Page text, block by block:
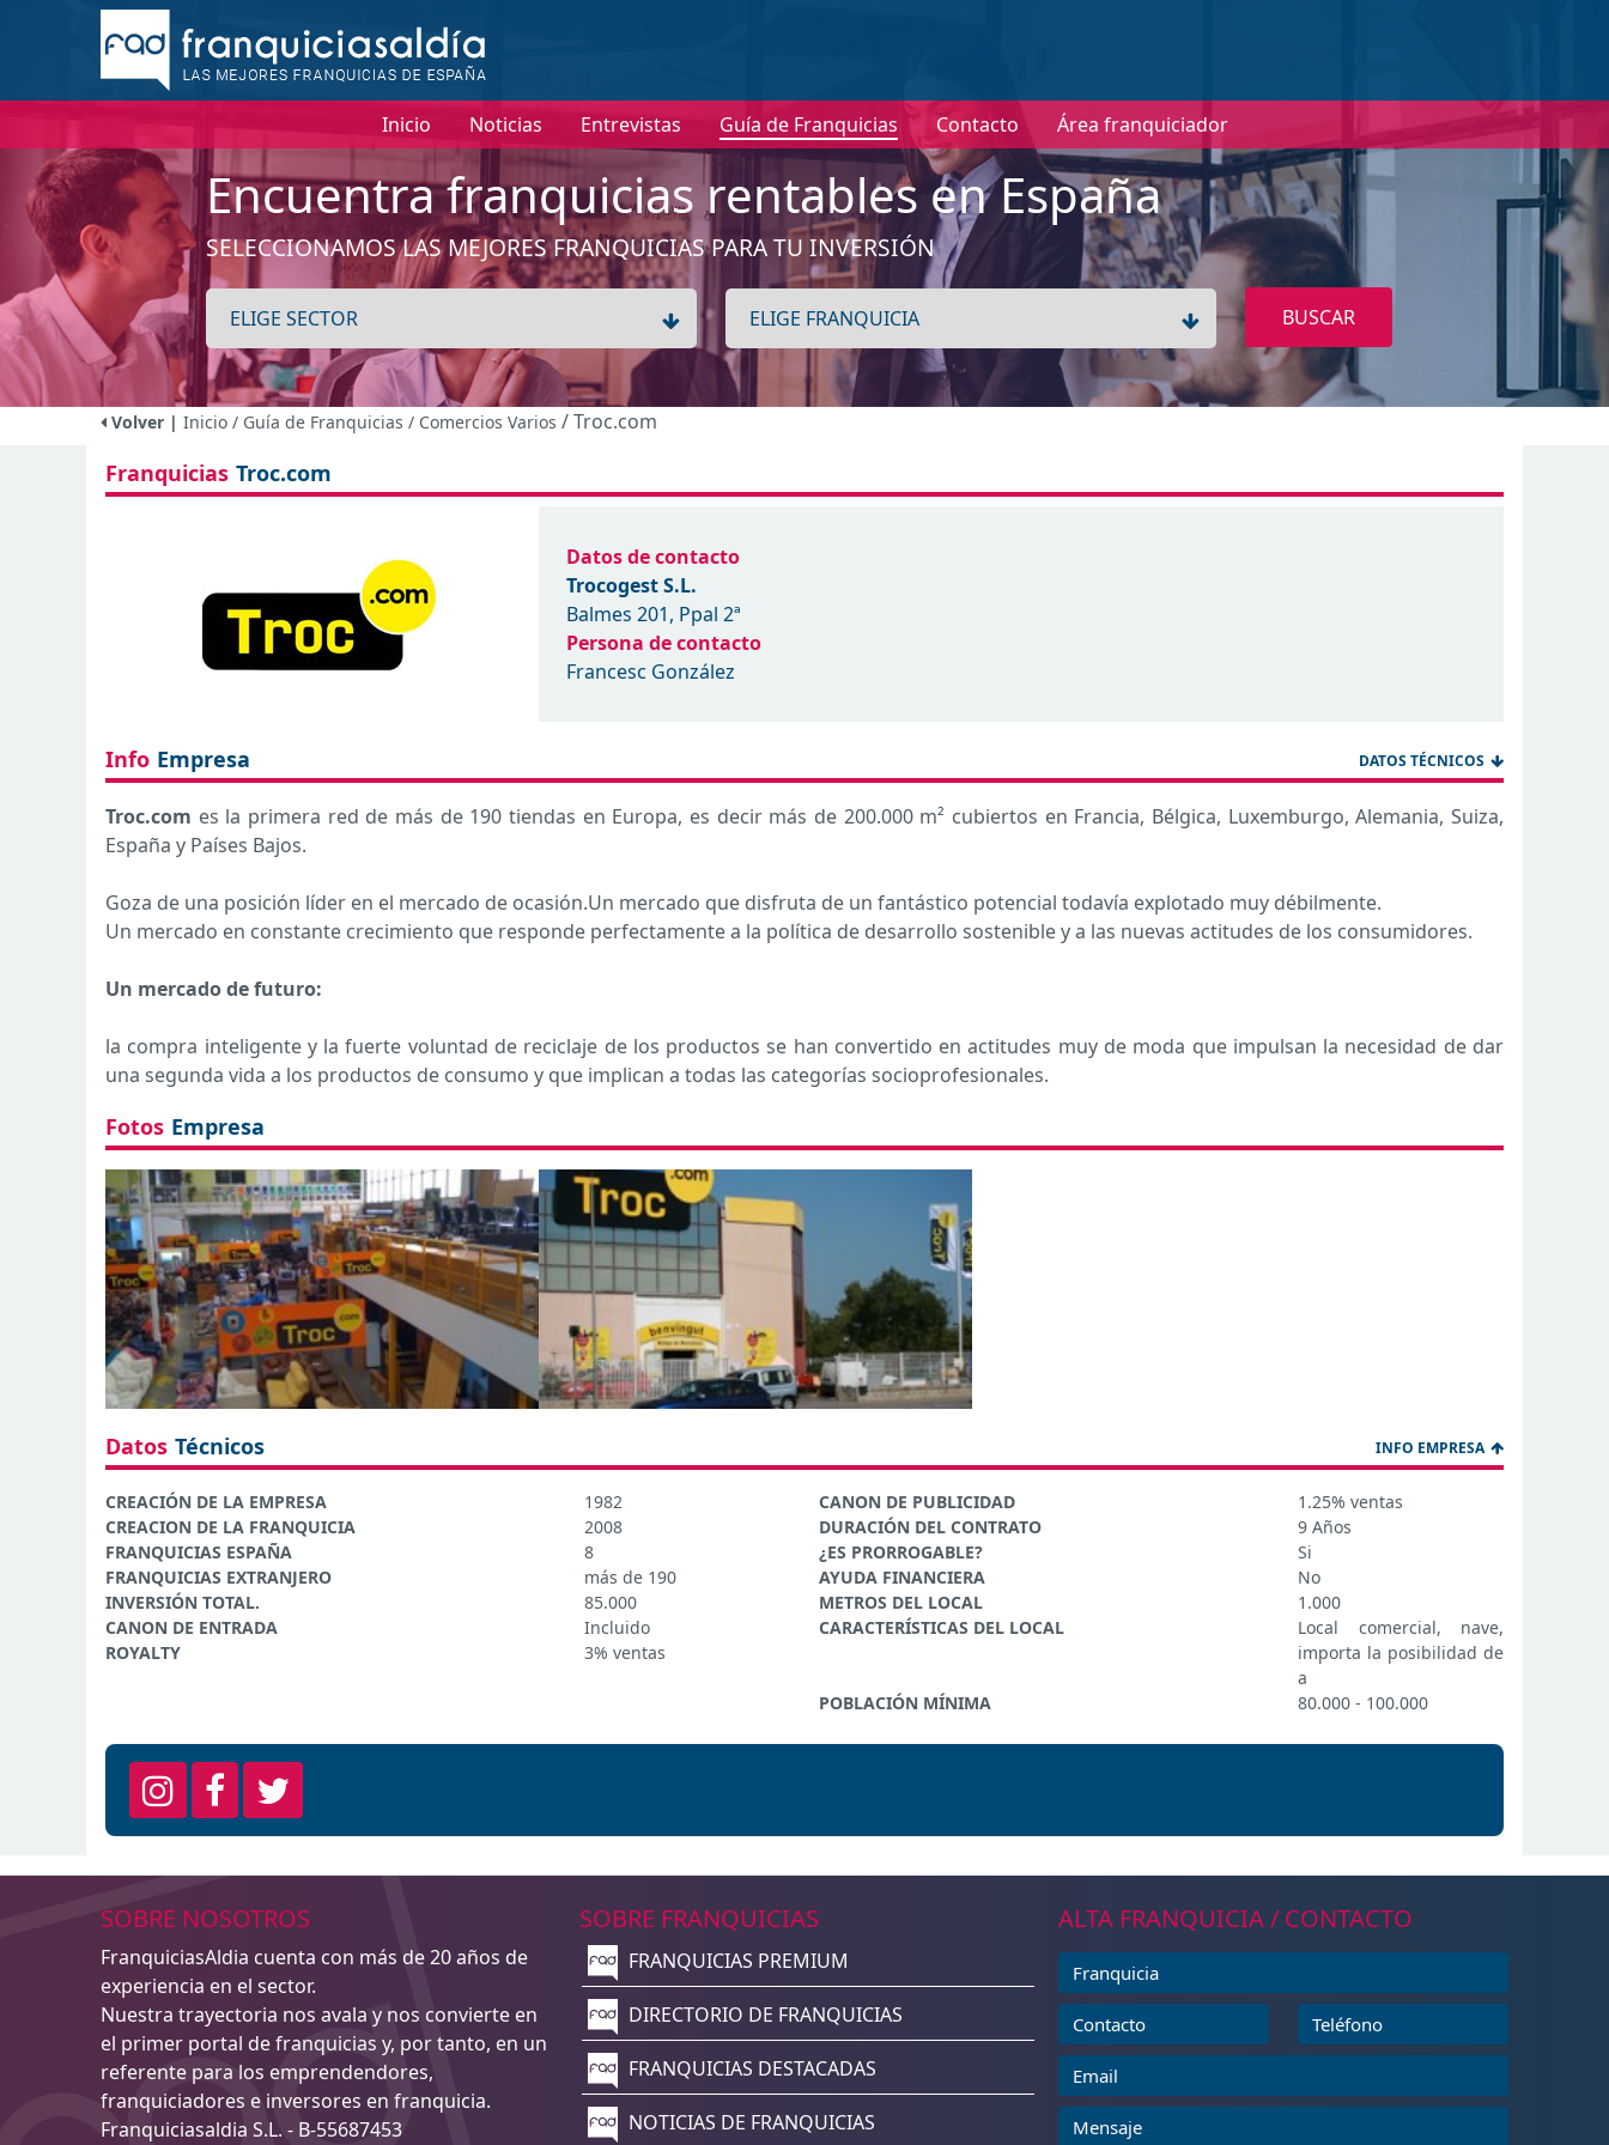
Inicio Noticias Entrevistas Guía de Franquicias Contacto Área franquiciador
Encuentra franquicias rentables en España
SELECCIONAMOS LAS MEJORES FRANQUICIAS PARA TU INVERSIÓN
BUSCAR
Volver | Inicio / Guía de Franquicias / Comercios Varios / Troc.com
Franquicias Troc.com
Datos de contacto
Trocogest S.L.
Balmes 201, Ppal 2ª
Persona de contacto
Francesc González
Info Empresa DATOS TÉCNICOS
Troc.com es la primera red de más de 190 tiendas en Europa, es decir más de 200.000 m² cubiertos en Francia, Bélgica, Luxemburgo, Alemania, Suiza,
España y Países Bajos.
Goza de una posición líder en el mercado de ocasión.Un mercado que disfruta de un fantástico potencial todavía explotado muy débilmente.
Un mercado en constante crecimiento que responde perfectamente a la política de desarrollo sostenible y a las nuevas actitudes de los consumidores.
Un mercado de futuro:
la compra inteligente y la fuerte voluntad de reciclaje de los productos se han convertido en actitudes muy de moda que impulsan la necesidad de dar
una segunda vida a los productos de consumo y que implican a todas las categorías socioprofesionales.
Fotos Empresa
Datos Técnicos INFO EMPRESA
CREACIÓN DE LA EMPRESA
1982
CREACION DE LA FRANQUICIA
2008
FRANQUICIAS ESPAÑA
8
FRANQUICIAS EXTRANJERO
más de 190
INVERSIÓN TOTAL.
85.000
CANON DE ENTRADA
Incluido
ROYALTY
3% ventas
CANON DE PUBLICIDAD
1.25% ventas
DURACIÓN DEL CONTRATO
9 Años
¿ES PRORROGABLE?
Si
AYUDA FINANCIERA
No
METROS DEL LOCAL
1.000
CARACTERÍSTICAS DEL LOCAL
Local comercial, nave,
importa la posibilidad de
a
POBLACIÓN MÍNIMA
80.000 - 100.000
SOBRE NOSOTROS
FranquiciasAldia cuenta con más de 20 años de
experiencia en el sector.
Nuestra trayectoria nos avala y nos convierte en
el primer portal de franquicias y, por tanto, en un
referente para los emprendendores,
franquiciadores e inversores en franquicia.
Franquiciasaldia S.L. - B-55687453
SOBRE FRANQUICIAS
FRANQUICIAS PREMIUM
DIRECTORIO DE FRANQUICIAS
FRANQUICIAS DESTACADAS
NOTICIAS DE FRANQUICIAS
ALTA FRANQUICIA / CONTACTO
No tenemos información de la expansión de esta franquicia
Ver franquicias de Comercios Varios
Aceptar